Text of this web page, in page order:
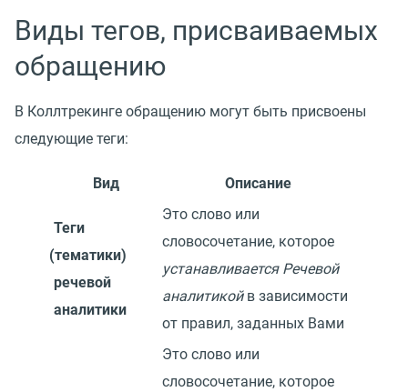
Виды тегов, присваиваемых
обращению
В Коллтрекинге обращению могут быть присвоены
следующие теги:
Вид Описание
Теги
(тематики)
речевой
аналитики
Это слово или
словосочетание, которое
устанавливается Речевой
аналитикойв зависимости
от правил, заданных Вами
Это слово или
словосочетание, которое